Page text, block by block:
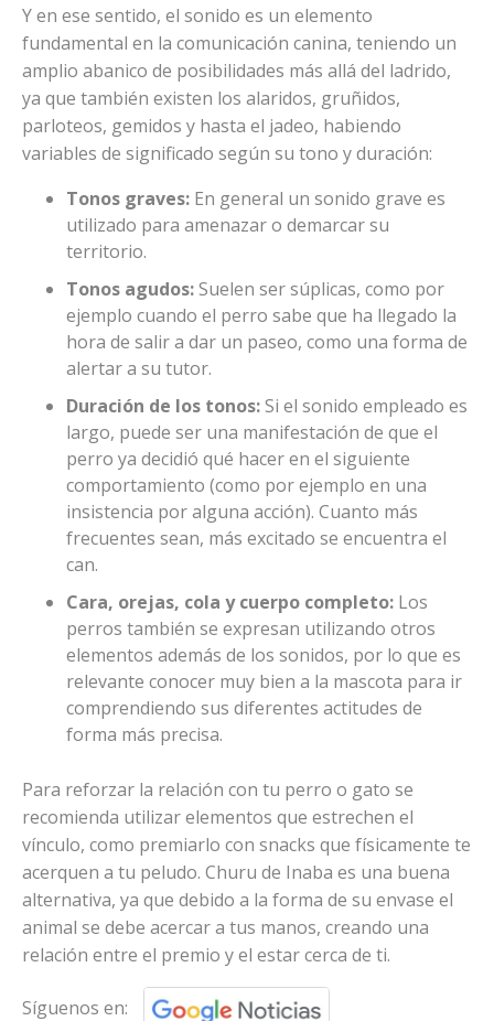
Y en ese sentido, el sonido es un elemento
fundamental en la comunicación canina, teniendo un
amplio abanico de posibilidades más allá del ladrido,
ya que también existen los alaridos, gruñidos,
parloteos, gemidos y hasta el jadeo, habiendo
variables de significado según su tono y duración:
Tonos graves: En general un sonido grave es
utilizado para amenazar o demarcar su
territorio.
Tonos agudos:Suelen ser súplicas, como por
ejemplo cuando el perro sabe que ha llegado la
hora de salir a dar un paseo, como una forma de
alertar a su tutor.
Duración de los tonos:Si el sonido empleado es
largo, puede ser una manifestación de que el
perro ya decidió qué hacer en el siguiente
comportamiento (como por ejemplo en una
insistencia por alguna acción). Cuanto más
frecuentes sean, más excitado se encuentra el
can.
Cara, orejas, cola y cuerpo completo: Los
perros también se expresan utilizando otros
elementos además de los sonidos, por lo que es
relevante conocer muy bien a la mascota para ir
comprendiendo sus diferentes actitudes de
forma más precisa.
Para reforzar la relación con tu perro o gato se
recomienda utilizar elementos que estrechen el
vínculo, como premiarlo con snacks que físicamente te
acerquen a tu peludo. Churu de Inaba es una buena
alternativa, ya que debido a la forma de su envase el
animal se debe acercar a tus manos, creando una
relación entre el premio y el estar cerca de ti.
Síguenos en: